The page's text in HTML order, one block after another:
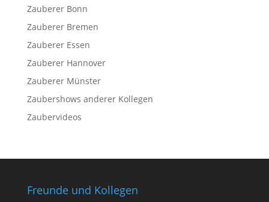
Zauberer Bonn
Zauberer Bremen
Zauberer Essen
Zauberer Hannover
Zauberer Münster
Zaubershows anderer Kollegen
Zaubervideos
Freunde und Kollegen